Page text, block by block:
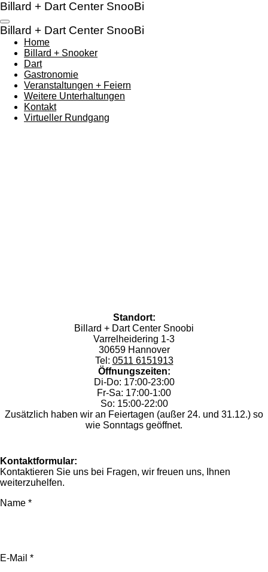
Zum
Hauptinhalt
springen
Billard + Dart Center SnooBi
Billard + Dart Center SnooBi
Home
Billard + Snooker
Dart
Gastronomie
Veranstaltungen + Feiern
Weitere Unterhaltungen
Kontakt
Virtueller Rundgang
Standort:
Billard + Dart Center Snoobi
Varrelheidering 1-3
30659 Hannover
Tel: 0511 6151913
Öffnungszeiten:
Di-Do: 17:00-23:00
Fr-Sa: 17:00-1:00
So: 15:00-22:00
Zusätzlich haben wir an Feiertagen (außer 24. und 31.12.) so
wie Sonntags geöffnet.
Kontaktformular:
Kontaktieren Sie uns bei Fragen, wir freuen uns, Ihnen
weiterzuhelfen.
Name *
E-Mail *